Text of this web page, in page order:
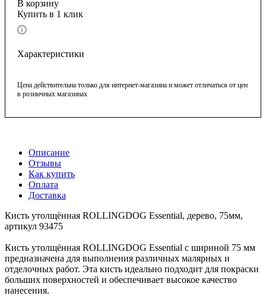
В корзину
Купить в 1 клик
Характеристики
Цена действительна только для интернет-магазина и может отличаться от цен
в розничных магазинах
Описание
Отзывы
Как купить
Оплата
Доставка
Кисть утолщённая ROLLINGDOG Essential, дерево, 75мм,
артикул 93475
Кисть утолщённая ROLLINGDOG Essential с шириной 75 мм
предназначена для выполнения различных малярных и
отделочных работ. Эта кисть идеально подходит для покраски
больших поверхностей и обеспечивает высокое качество
нанесения.